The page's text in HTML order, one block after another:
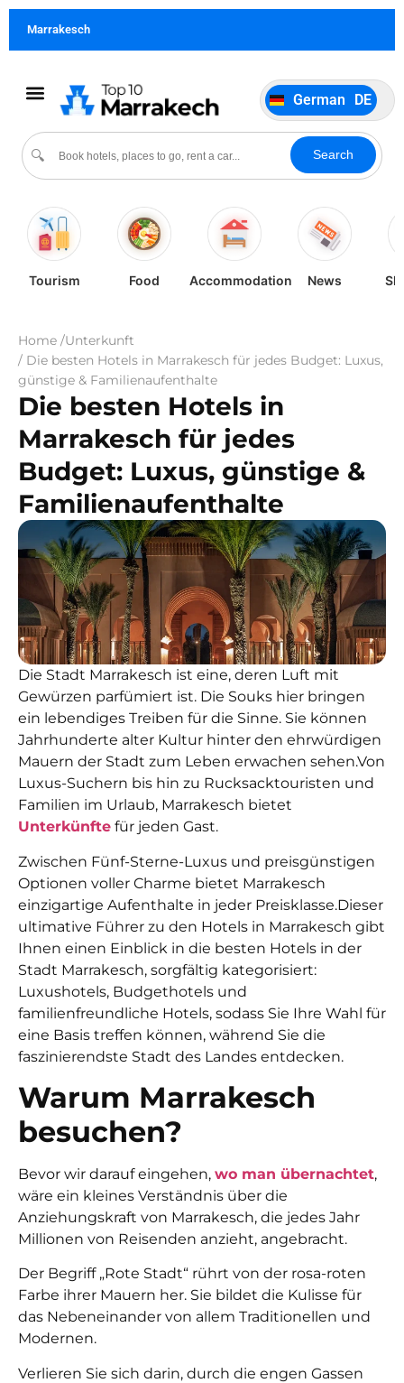
Marrakesch
🔍 Search
German DE
Italiano IT
Português PT
Español
ES
Tourism Food Accommodation News
Home /Unterkunft
/ Die besten Hotels in Marrakesch für jedes Budget: Luxus,
günstige & Familienaufenthalte
Die besten Hotels in
Marrakesch für jedes
Budget: Luxus, günstige &
Familienaufenthalte
Die Stadt Marrakesch ist eine, deren Luft mit
Gewürzen parfümiert ist. Die Souks hier bringen
ein lebendiges Treiben für die Sinne. Sie können
Jahrhunderte alter Kultur hinter den ehrwürdigen
Mauern der Stadt zum Leben erwachen sehen.Von
Luxus-Suchern bis hin zu Rucksacktouristen und
Familien im Urlaub, Marrakesch bietet
Unterkünfte für jeden Gast.
Zwischen Fünf-Sterne-Luxus und preisgünstigen
Optionen voller Charme bietet Marrakesch
einzigartige Aufenthalte in jeder Preisklasse.Dieser
ultimative Führer zu den Hotels in Marrakesch gibt
Ihnen einen Einblick in die besten Hotels in der
Stadt Marrakesch, sorgfältig kategorisiert:
Luxushotels, Budgethotels und
familienfreundliche Hotels, sodass Sie Ihre Wahl für
eine Basis treffen können, während Sie die
faszinierendste Stadt des Landes entdecken.
Warum Marrakesch
besuchen?
Bevor wir darauf eingehen, wo man übernachtet,
wäre ein kleines Verständnis über die
Anziehungskraft von Marrakesch, die jedes Jahr
Millionen von Reisenden anzieht, angebracht.
Der Begriff „Rote Stadt“ rührt von der rosa-roten
Farbe ihrer Mauern her. Sie bildet die Kulisse für
das Nebeneinander von allem Traditionellen und
Modernen.
Verlieren Sie sich darin, durch die engen Gassen